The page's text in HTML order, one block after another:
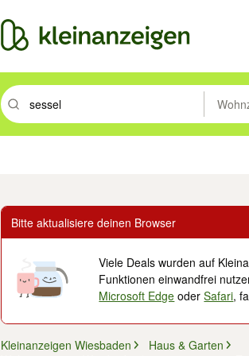
Suchbegriff eingeben. Eingabetaste drücken um
Bitte aktualisiere deinen Browser
Viele Deals wurden auf
Funktionen einwandfrei
Microsoft Edge oderSafari,
Kleinanzeigen Wiesbaden
Haus & Garten